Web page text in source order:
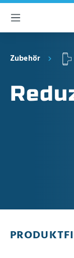
springen
Zubehör